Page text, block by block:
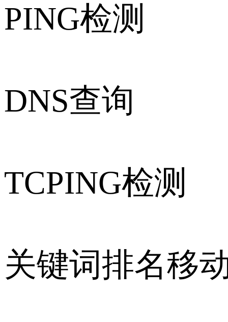
PING检测
DNS查询
TCPING检测
关键词排名移